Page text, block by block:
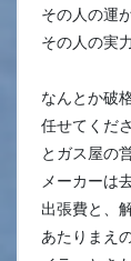
その人の運
その人の実
なんとか破
任せてくだ
とガス屋の
メーカーは
出張費と、
あたりまえ